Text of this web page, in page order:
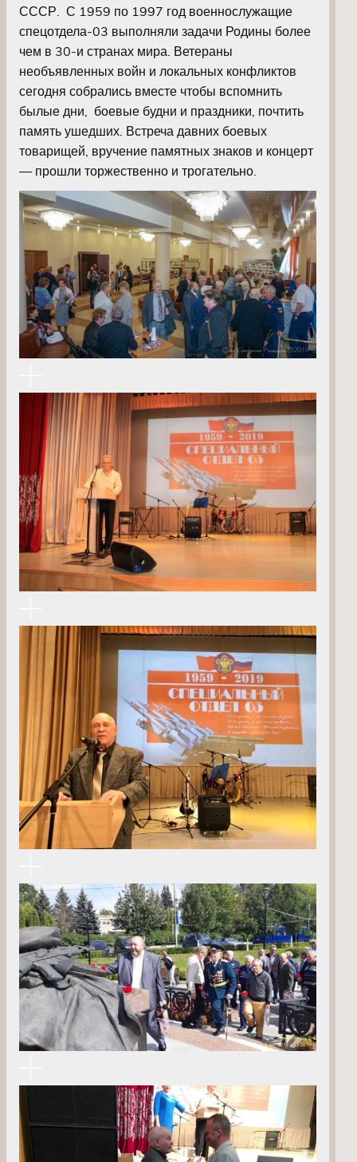
СССР. С 1959 по 1997 год военнослужащие
спецотдела-03 выполняли задачи Родины более
чем в 30-и странах мира. Ветераны
необъявленных войн и локальных конфликтов
сегодня собрались вместе чтобы вспомнить
былые дни, боевые будни и праздники, почтить
память ушедших. Встреча давних боевых
товарищей, вручение памятных знаков и концерт
— прошли торжественно и трогательно.